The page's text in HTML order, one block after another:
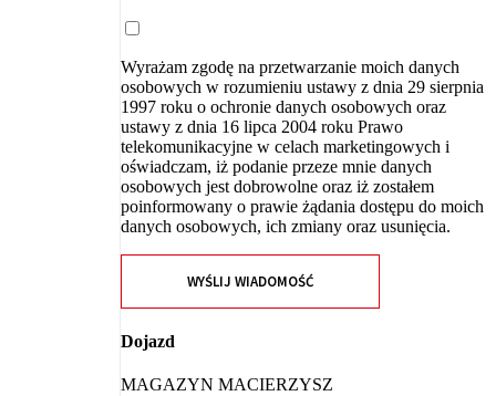
Wyrażam zgodę na przetwarzanie moich danych
osobowych w rozumieniu ustawy z dnia 29 sierpnia
1997 roku o ochronie danych osobowych oraz
ustawy z dnia 16 lipca 2004 roku Prawo
telekomunikacyjne w celach marketingowych i
oświadczam, iż podanie przeze mnie danych
osobowych jest dobrowolne oraz iż zostałem
poinformowany o prawie żądania dostępu do moich
danych osobowych, ich zmiany oraz usunięcia.
WYŚLIJ WIADOMOŚĆ
Dojazd
MAGAZYN MACIERZYSZ